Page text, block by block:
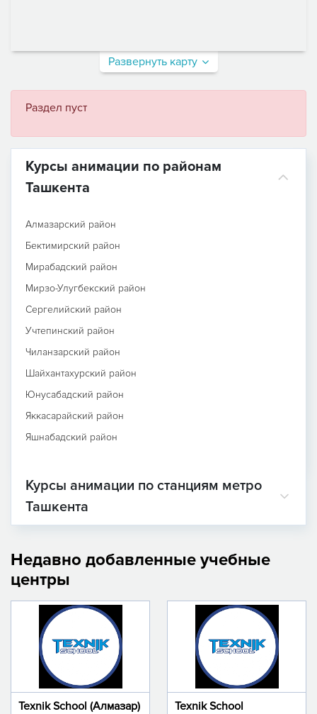
Развернуть карту
Раздел пуст
Курсы анимации по районам
Ташкента
Алмазарский район
Бектимирский район
Мирабадский район
Мирзо-Улугбекский район
Сергелийский район
Учтепинский район
Чиланзарский район
Шайхантахурский район
Юнусабадский район
Яккасарайский район
Яшнабадский район
Курсы анимации по станциям метро
Ташкента
Недавно добавленные учебные
центры
Texnik School (Алмазар)
Texnik School